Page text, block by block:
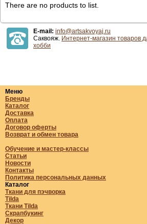
There are no products to list.
E-mail: info@artsakvoyaj.ru
Саквояж. Интернет-магазин товаров
хобби
Меню
Бренды
Каталог
Доставка
Оплата
Договор оферты
Возврат и обмен товара
Обучение и мастер-классы
Статьи
Новости
Контакты
Политика персональных данных
Каталог
Ткани для пэчворка
Tilda
Ткани Tilda
Скрапбукинг
Декор